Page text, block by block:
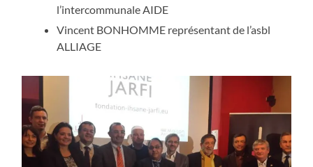
l’intercommunale AIDE
Vincent BONHOMME représentant de l’asbl
ALLIAGE